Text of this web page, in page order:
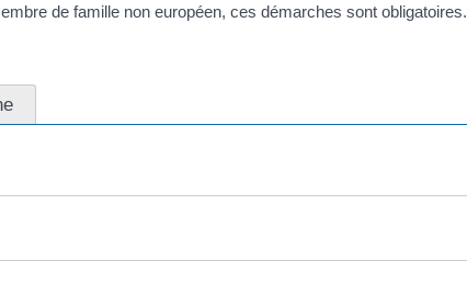
de famille non européen, ces démarches sont obligatoires.